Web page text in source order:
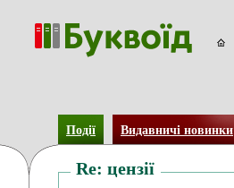
Події Видавничі новинки
Re: цензії